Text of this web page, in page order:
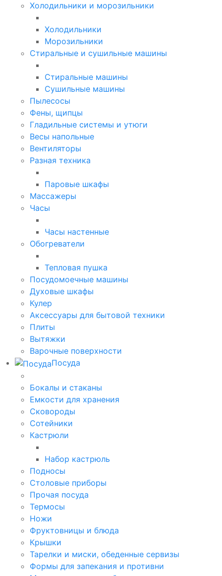
Холодильники и морозильники
Холодильники
Морозильники
Стиральные и сушильные машины
Стиральные машины
Сушильные машины
Пылесосы
Фены, щипцы
Гладильные системы и утюги
Весы напольные
Вентиляторы
Разная техника
Паровые шкафы
Массажеры
Часы
Часы настенные
Обогреватели
Тепловая пушка
Посудомоечные машины
Духовые шкафы
Кулер
Аксессуары для бытовой техники
Плиты
Вытяжки
Варочные поверхности
Посуда
Бокалы и стаканы
Емкости для хранения
Сковороды
Сотейники
Кастрюли
Набор кастрюль
Подносы
Столовые приборы
Прочая посуда
Термосы
Ножи
Фруктовницы и блюда
Крышки
Тарелки и миски, обеденные сервизы
Формы для запекания и противни